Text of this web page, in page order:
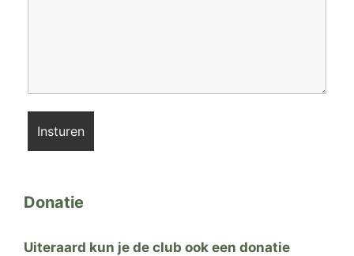
Donatie
Uiteraard kun je de club ook een donatie